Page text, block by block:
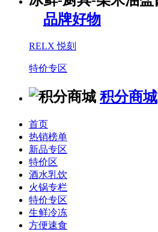
品牌好物
RELX 悦刻
特价专区
积分商城
首页
热销榜单
新品专区
特价区
酒水乳饮
火锅专栏
特价专区
生鲜冷冻
方便速食